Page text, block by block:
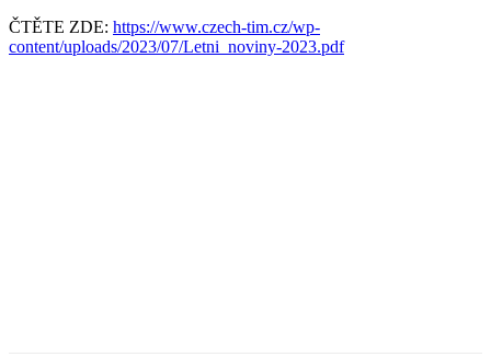
ČTĚTE ZDE: https://www.czech-tim.cz/wp-
content/uploads/2023/07/Letni_noviny-2023.pdf